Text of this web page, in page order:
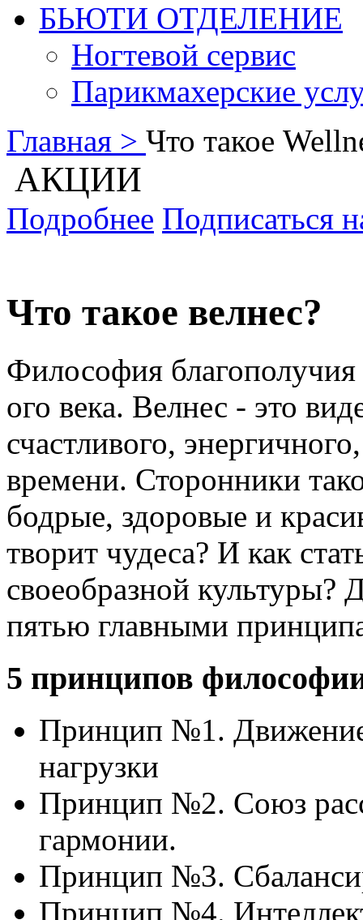
БЬЮТИ ОТДЕЛЕНИЕ
Ногтевой сервис
Парикмахерские
Главная > Что такое
АКЦИИ
Подробнее Подписаться
Что такое велнес?
Философия
ого века. Велнес - это
счастливого,
времени. Сторонники
бодрые, здоровые и
творит чудеса? И как
своеобразной культуры?
пятью главными
5 принципов
Принцип №1.
нагрузки
Принцип №2. Союз
гармонии.
Принцип №3.
Принцип №4.